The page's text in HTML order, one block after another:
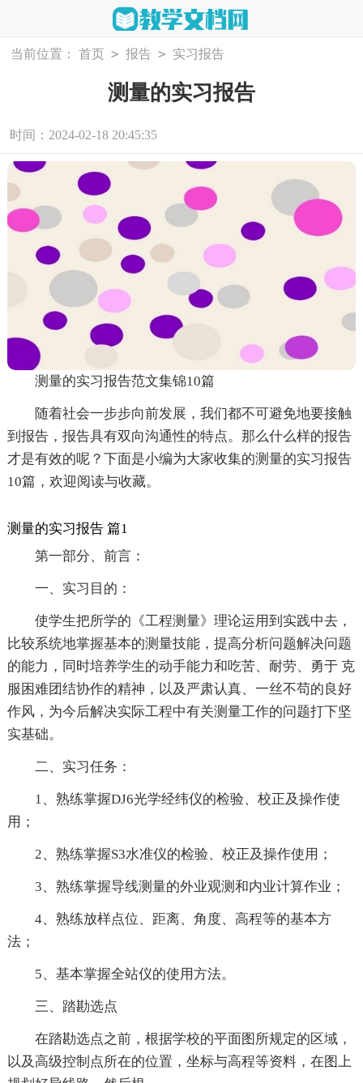
当前位置： 首页 > 报告 > 实习报告
测量的实习报告
时间：2024-02-18 20:45:35
测量的实习报告范文集锦10篇
随着社会一步步向前发展，我们都不可避免地要接触
到报告，报告具有双向沟通性的特点。那么什么样的报告
才是有效的呢？下面是小编为大家收集的测量的实习报告
10篇，欢迎阅读与收藏。
测量的实习报告 篇1
第一部分、前言：
一、实习目的：
使学生把所学的《工程测量》理论运用到实践中去，
比较系统地掌握基本的测量技能，提高分析问题解决问题
的能力，同时培养学生的动手能力和吃苦、耐劳、勇于 克
服困难团结协作的精神，以及严肃认真、一丝不苟的良好
作风，为今后解决实际工程中有关测量工作的问题打下坚
实基础。
二、实习任务：
1、熟练掌握DJ6光学经纬仪的检验、校正及操作使
用；
2、熟练掌握S3水准仪的检验、校正及操作使用；
3、熟练掌握导线测量的外业观测和内业计算作业；
4、熟练放样点位、距离、角度、高程等的基本方
法；
5、基本掌握全站仪的使用方法。
三、踏勘选点
在踏勘选点之前，根据学校的平面图所规定的区域，
以及高级控制点所在的位置，坐标与高程等资料，在图上